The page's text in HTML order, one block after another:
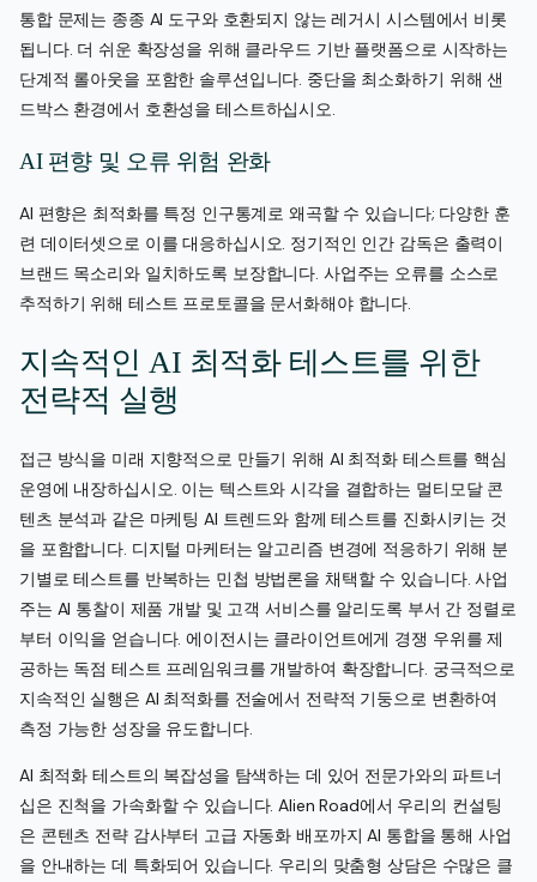
통합 문제는 종종 AI 도구와 호환되지 않는 레거시 시스템에서 비롯
됩니다. 더 쉬운 확장성을 위해 클라우드 기반 플랫폼으로 시작하는
단계적 롤아웃을 포함한 솔루션입니다. 중단을 최소화하기 위해 샌
드박스 환경에서 호환성을 테스트하십시오.
AI 편향 및 오류 위험 완화
AI 편향은 최적화를 특정 인구통계로 왜곡할 수 있습니다; 다양한 훈
련 데이터셋으로 이를 대응하십시오. 정기적인 인간 감독은 출력이
브랜드 목소리와 일치하도록 보장합니다. 사업주는 오류를 소스로
추적하기 위해 테스트 프로토콜을 문서화해야 합니다.
지속적인 AI 최적화 테스트를 위한
전략적 실행
접근 방식을 미래 지향적으로 만들기 위해 AI 최적화 테스트를 핵심
운영에 내장하십시오. 이는 텍스트와 시각을 결합하는 멀티모달 콘
텐츠 분석과 같은 마케팅 AI 트렌드와 함께 테스트를 진화시키는 것
을 포함합니다. 디지털 마케터는 알고리즘 변경에 적응하기 위해 분
기별로 테스트를 반복하는 민첩 방법론을 채택할 수 있습니다. 사업
주는 AI 통찰이 제품 개발 및 고객 서비스를 알리도록 부서 간 정렬로
부터 이익을 얻습니다. 에이전시는 클라이언트에게 경쟁 우위를 제
공하는 독점 테스트 프레임워크를 개발하여 확장합니다. 궁극적으로
지속적인 실행은 AI 최적화를 전술에서 전략적 기둥으로 변환하여
측정 가능한 성장을 유도합니다.
AI 최적화 테스트의 복잡성을 탐색하는 데 있어 전문가와의 파트너
십은 진척을 가속화할 수 있습니다. Alien Road에서 우리의 컨설팅
은 콘텐츠 전략 감사부터 고급 자동화 배포까지 AI 통합을 통해 사업
을 안내하는 데 특화되어 있습니다. 우리의 맞춤형 상담은 수많은 클